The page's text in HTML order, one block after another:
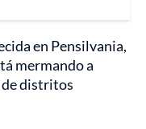
en Pensilvania,
mermando a
de distritos